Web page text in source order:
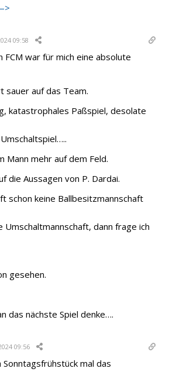
09:58
FCM war für mich eine absolute
sauer auf das Team.
katastrophales Paßspiel, desolate
Mann mehr auf dem Feld.
die Aussagen von P. Dardai.
schon keine Ballbesitzmannschaft
dann frage ich
gesehen.
das nächste Spiel denke….
09:56
mal das